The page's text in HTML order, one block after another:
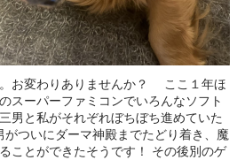
お変わりありませんか？ ここ１年ほ
スーパーファミコンでいろんなソフト
男と私がそれぞれぼちぼち進めていた
がついにダーマ神殿までたどり着き、魔
ことができたそうです！ その後別のゲ